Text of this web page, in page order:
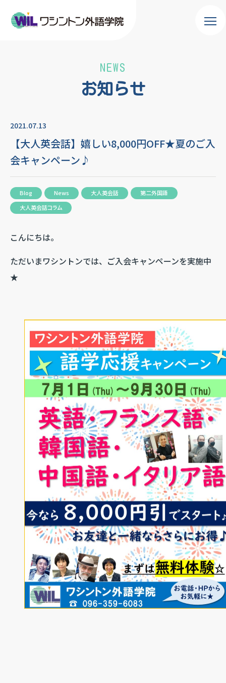
お知らせ
NEWS
2021.07.13
【大人英会話】嬉しい8,000円OFF★夏のご入
会キャンペーン♪
Blog News 大人英会話
第二外国語
大人英会話コラム
こんにちは。
ただいまワシントンでは、ご入会キャンペーンを実施中
★